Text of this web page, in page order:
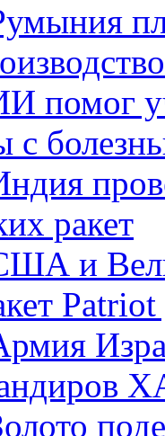
помог
с
ракет
и